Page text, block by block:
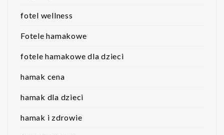
fotel wellness
Fotele hamakowe
fotele hamakowe dla dzieci
hamak cena
hamak dla dzieci
hamak i zdrowie